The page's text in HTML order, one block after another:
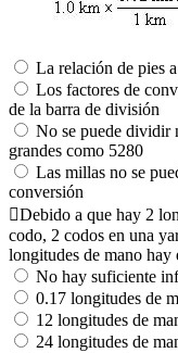
La relación de pies
Los factores de
de la barra de división
No se puede dividir
grandes como 5280
Las millas no se
conversión
Debido a que hay 2
codo, 2 codos en una
longitudes de mano hay
No hay suficiente
0.17 longitudes de
12 longitudes de
24 longitudes de